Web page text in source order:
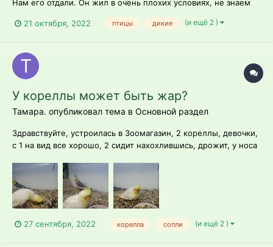
Нам его отдали. Он жил в очень плохих условиях, не знаем
кедровыми орехами, подсолнечные и дынные семечки,
левой лапкой. О...
21 октября, 2022 птицы дикие (и ещё 2 )
У кореллы может быть жар?
Тамара. опубликовал тема в Основной раздел
Здравствуйте, устроилась в Зоомагазин, 2 кореллы, девочки,
с 1 на вид все хорошо, 2 сидит нахохлившись, дрожит, у носа
вяленькая видно что плохо. Предложили забрать раз мне её
так жалко. "добрые люди" начали самолечение, 1/2
таблеткой тетрацикл...
27 сентября, 2022 корелла сопли (и ещё 2 )